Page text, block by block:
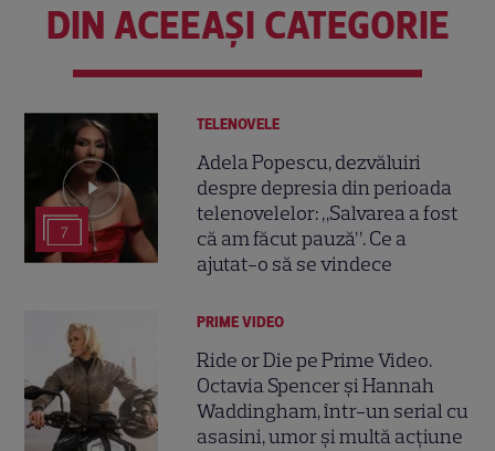
DIN ACEEAȘI CATEGORIE
7
TELENOVELE
Adela Popescu, dezvăluiri
despre depresia din perioada
telenovelelor: „Salvarea a fost
că am făcut pauză”. Ce a
ajutat-o să se vindece
PRIME VIDEO
Ride or Die pe Prime Video.
Octavia Spencer și Hannah
Waddingham, într-un serial cu
asasini, umor și multă acțiune